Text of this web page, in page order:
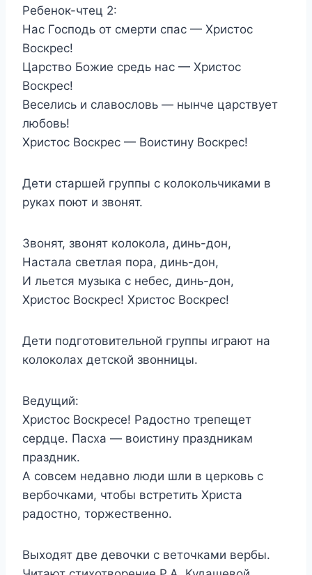
Ребенок-чтец 2:
Нас Господь от смерти спас — Христос
Воскрес!
Царство Божие средь нас — Христос
Воскрес!
Веселись и славословь — нынче царствует
любовь!
Христос Воскрес — Воистину Воскрес!
Дети старшей группы с колокольчиками в
руках поют и звонят.
Звонят, звонят колокола, динь-дон,
Настала светлая пора, динь-дон,
И льется музыка с небес, динь-дон,
Христос Воскрес! Христос Воскрес!
Дети подготовительной группы играют на
колоколах детской звонницы.
Ведущий:
Христос Воскресе! Радостно трепещет
сердце. Пасха — воистину праздникам
праздник.
А совсем недавно люди шли в церковь с
вербочками, чтобы встретить Христа
радостно, торжественно.
Выходят две девочки с веточками вербы.